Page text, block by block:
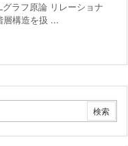
ラフ原論 リレーショナ
層構造を扱 ...